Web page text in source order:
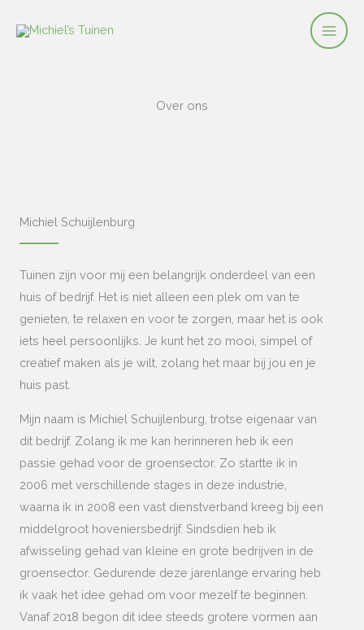
naar
Over ons
Michiel Schuijlenburg
Tuinen zijn voor mij een belangrijk onderdeel van een
huis of bedrijf. Het is niet alleen een plek om van te
genieten, te relaxen en voor te zorgen, maar het is ook
iets heel persoonlijks. Je kunt het zo mooi, simpel of
creatief maken als je wilt, zolang het maar bij jou en je
huis past.
Mijn naam is Michiel Schuijlenburg, trotse eigenaar van
dit bedrijf. Zolang ik me kan herinneren heb ik een
passie gehad voor de groensector. Zo startte ik in
2006 met verschillende stages in deze industrie,
waarna ik in 2008 een vast dienstverband kreeg bij een
middelgroot hoveniersbedrijf. Sindsdien heb ik
afwisseling gehad van kleine en grote bedrijven in de
groensector. Gedurende deze jarenlange ervaring heb
ik vaak het idee gehad om voor mezelf te beginnen.
Vanaf 2018 begon dit idee steeds grotere vormen aan